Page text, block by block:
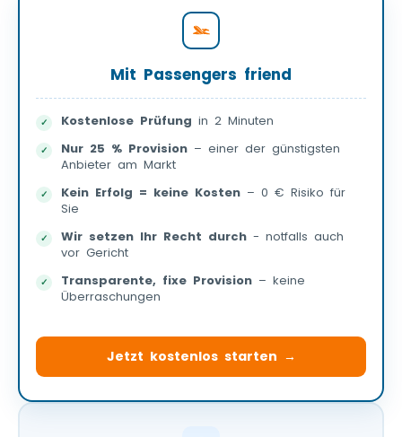
Mit Passengers friend
Kostenlose Prüfung in 2 Minuten
Nur 25 % Provision – einer der günstigsten
Anbieter am Markt
Kein Erfolg = keine Kosten – 0 € Risiko für
Sie
Wir setzen Ihr Recht durch - notfalls auch
vor Gericht
Transparente, fixe Provision – keine
Überraschungen
Jetzt kostenlos starten →